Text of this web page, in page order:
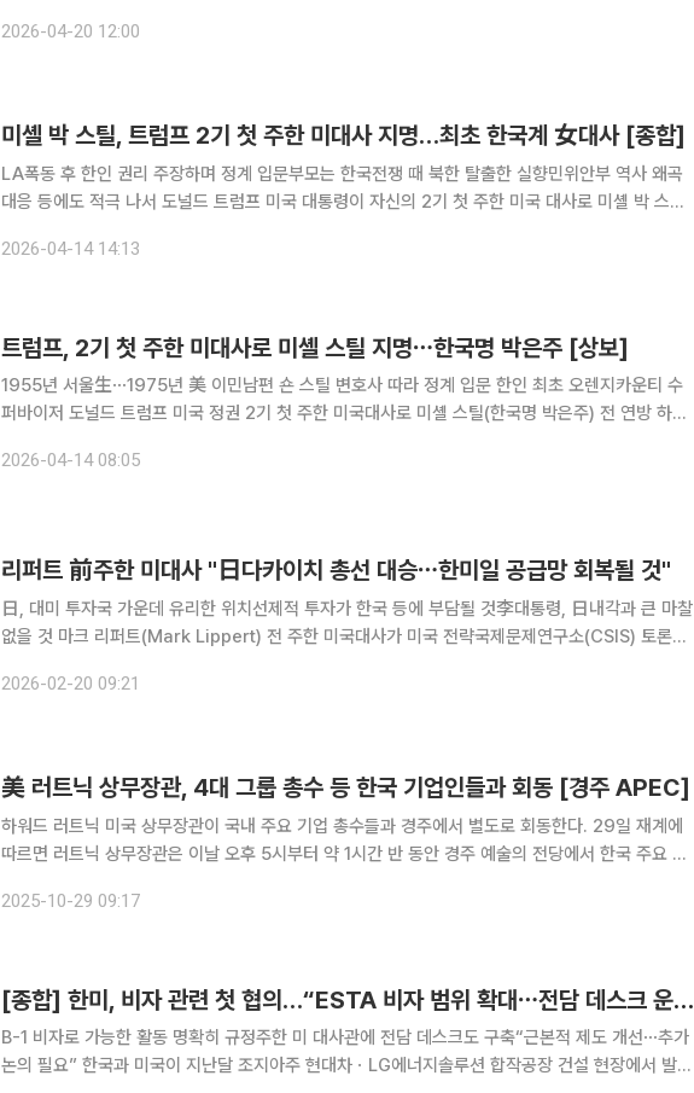
원회의에서 "보령이 장동혁 대표 고향이라는데 오늘 새벽에 들어
2026-04-20 12:00
미셸 박 스틸, 트럼프 2기 첫 주한 미대사 지명…최초 한국계 女대사 [종합]
LA폭동 후 한인 권리 주장하며 정계 입문부모는 한국전쟁 때 북한 탈출한 실향민위안부 역사 왜곡
대응 등에도 적극 나서 도널드 트럼프 미국 대통령이 자신의 2기 첫 주한 미국 대사로 미셸 박 스틸
대통령이 한국계 여성 정치인 스틸 전 의원을 주한대사에 지명하
2026-04-14 14:13
트럼프, 2기 첫 주한 미대사로 미셸 스틸 지명⋯한국명 박은주 [상보]
1955년 서울生⋯1975년 美 이민남편 숀 스틸 변호사 따라 정계 입문 한인 최초 오렌지카운티 수
퍼바이저 도널드 트럼프 미국 정권 2기 첫 주한 미국대사로 미셸 스틸(한국명 박은주) 전 연방 하원
인 스틸 전 의원을 지명하고 상원에 인준을 요청했다고 밝혔다
2026-04-14 08:05
리퍼트 前주한 미대사 "日다카이치 총선 대승⋯한미일 공급망 회복될 것"
日, 대미 투자국 가운데 유리한 위치선제적 투자가 한국 등에 부담될 것李대통령, 日내각과 큰 마찰
없을 것 마크 리퍼트(Mark Lippert) 전 주한 미국대사가 미국 전략국제문제연구소(CSIS) 토론회
2026-02-20 09:21
美 러트닉 상무장관, 4대 그룹 총수 등 한국 기업인들과 회동 [경주 APEC]
하워드 러트닉 미국 상무장관이 국내 주요 기업 총수들과 경주에서 별도로 회동한다. 29일 재계에
따르면 러트닉 상무장관은 이날 오후 5시부터 약 1시간 반 동안 경주 예술의 전당에서 한국 주요 그
이재용 삼성전자 회장, 최태원 SK그룹 회장, 정의선 현대차
2025-10-29 09:17
[종합] 한미, 비자 관련 첫 협의…“ESTA 비자 범위 확대⋯전담 데스크 운영”
B-1 비자로 가능한 활동 명확히 규정주한 미 대사관에 전담 데스크도 구축“근본적 제도 개선⋯추가
논의 필요” 한국과 미국이 지난달 조지아주 현대차ㆍLG에너지솔루션 합작공장 건설 현장에서 발생